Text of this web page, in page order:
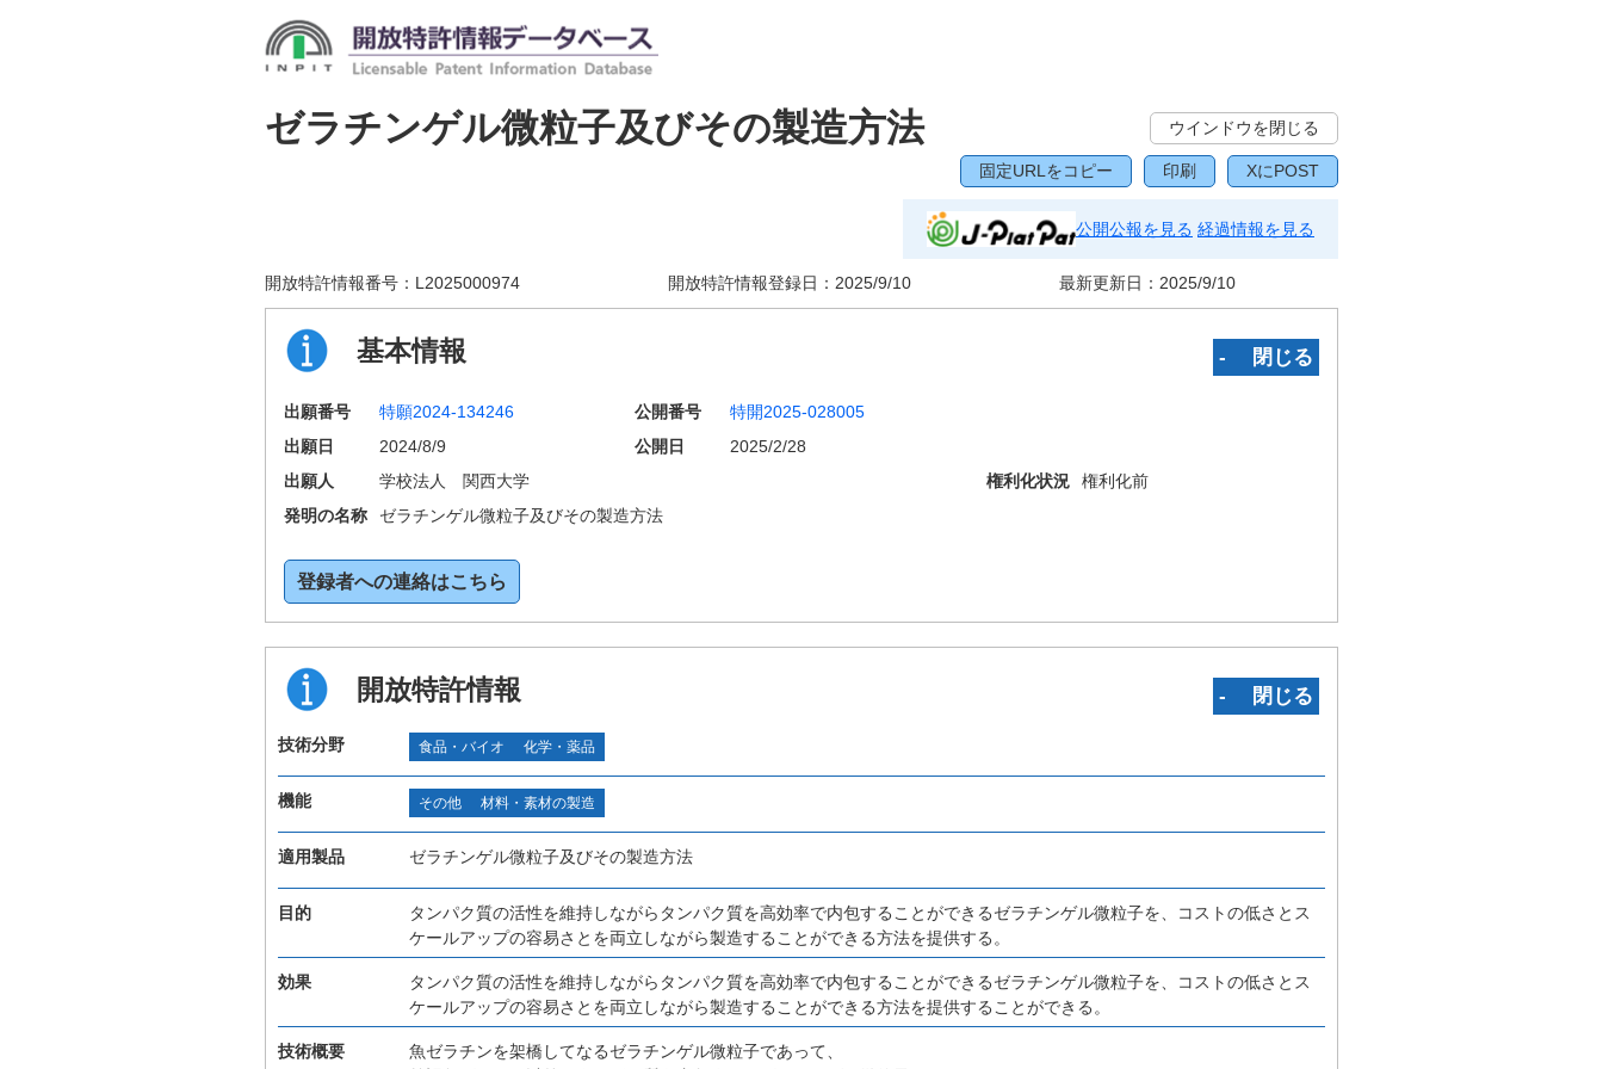
ゼラチンゲル微粒子及びその製造方法 ウインドウを閉じる
固定URLをコピー 印刷 XにPOST
公開公報を見る 経過情報を見る
開放特許情報番号： L2025000974 開放特許情報登録日： 2025/9/10 最新更新日： 2025/9/10
基本情報 ‐ 閉じる
出願番号 特願2024-134246 公開番号
特開2025-028005
出願日
2024/8/9 公開日
2025/2/28
出願人
学校法人 関西大学 権利化状況
権利化前
発明の名称
ゼラチンゲル微粒子及びその製造方法
登録者への連絡はこちら
開放特許情報 ‐ 閉じる
技術分野 食品・バイオ 化学・薬品
機能 その他 材料・素材の製造
適用製品 ゼラチンゲル微粒子及びその製造方法
目的
タンパク質の活性を維持しながらタンパク質を高効率で内包することができるゼラチンゲル微粒子を、コストの低さとス
ケールアップの容易さとを両立しながら製造することができる方法を提供する。
効果
タンパク質の活性を維持しながらタンパク質を高効率で内包することができるゼラチンゲル微粒子を、コストの低さとス
ケールアップの容易さとを両立しながら製造することができる方法を提供することができる。
技術概要
魚ゼラチンを架橋してなるゼラチンゲル微粒子であって、